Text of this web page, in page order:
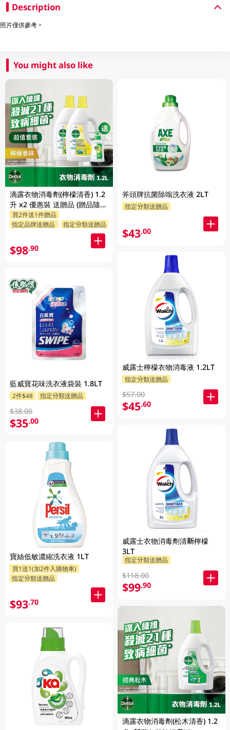
Description
照片僅供參考。
You might also like
滴露衣物消毒劑(檸檬清香) 1.2
升 x2 優惠裝 送贈品 (贈品隨機
發送)
買2件送1件贈品
指定品牌送贈品
指定分類送贈品
$98.90
藍威寶花味洗衣液袋裝 1.8LT
2件$48 指定分類送贈品
$38.00
$35.00
寶絲低敏濃縮洗衣液 1LT
買1送1(加2件入購物車)
指定分類送贈品
$93.70
斧頭牌抗菌除嗡洗衣液 2LT
指定分類送贈品
$43.00
威露士檸檬衣物消毒液 1.2LT
指定分類送贈品
$57.00
$45.60
威露士衣物消毒劑清新檸檬
3LT
指定分類送贈品
$118.00
$99.90
滴露衣物消毒劑(松木清香) 1.2